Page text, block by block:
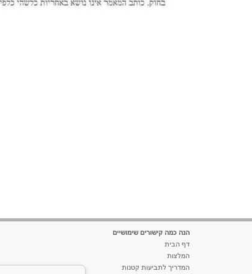
הנה כמה קישורים שימושיים
דף הבית
המלצות
המדריך לתביעות קטנות